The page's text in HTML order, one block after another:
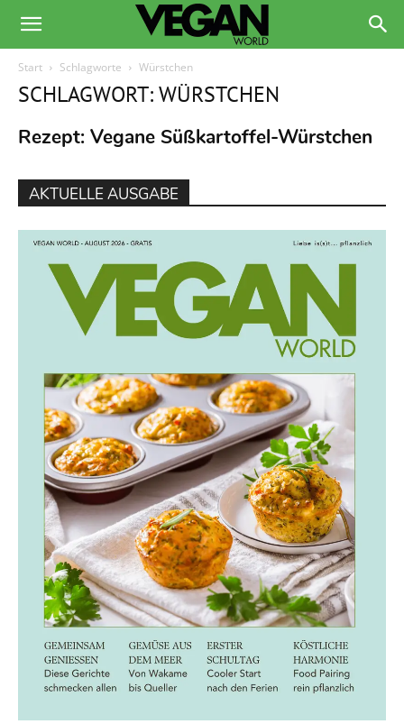
Start Schlagworte Würstchen
SCHLAGWORT: WÜRSTCHEN
Rezept: Vegane Süßkartoffel-Würstchen
AKTUELLE AUSGABE